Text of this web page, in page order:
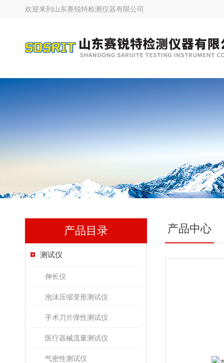
欢迎来到 山东赛锐特检测仪器有限公司
产品目录
测试仪
伸长仪
泡沫压缩变形测试仪
手术刀片弹性测试仪
医疗器械流量测试仪
气密性测试仪
产品中心